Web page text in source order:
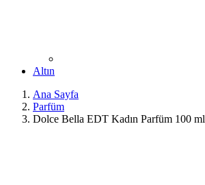
Altın
Ana Sayfa
Parfüm
Dolce Bella EDT Kadın Parfüm 100 ml